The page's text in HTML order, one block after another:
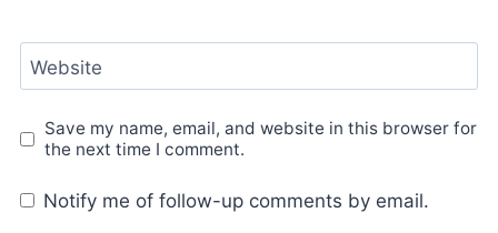
Website
Save my name, email, and website in this browser for
the next time I comment.
Notify me of follow-up comments by email.